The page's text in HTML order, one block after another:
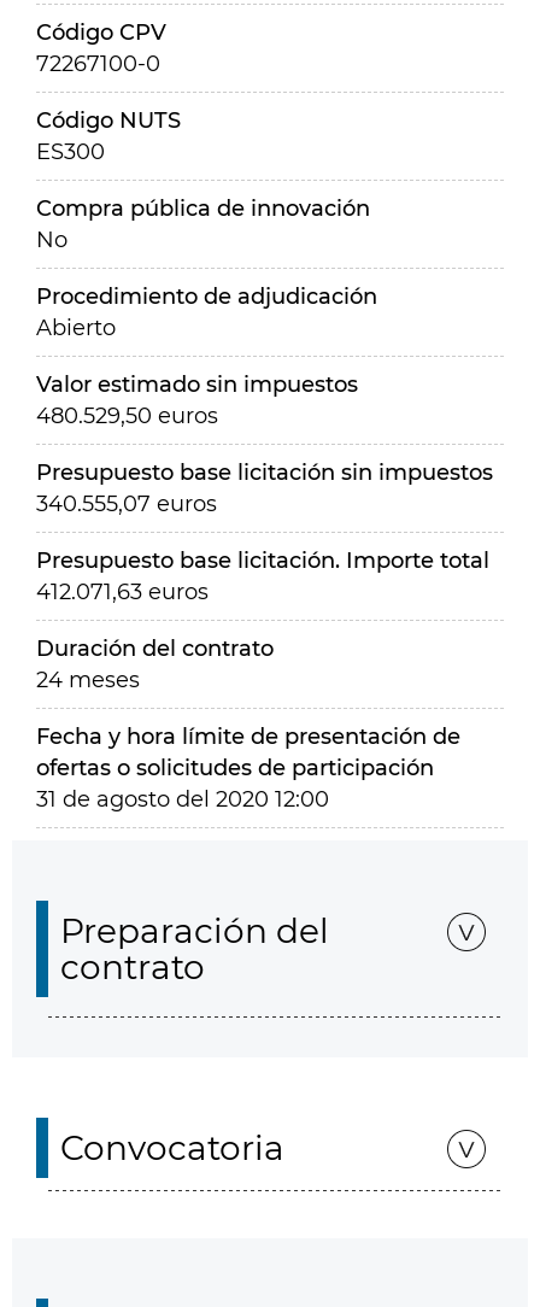
Código CPV
72267100-0
Código NUTS
ES300
Compra pública de innovación
No
Procedimiento de adjudicación
Abierto
Valor estimado sin impuestos
480.529,50 euros
Presupuesto base licitación sin impuestos
340.555,07 euros
Presupuesto base licitación. Importe total
412.071,63 euros
Duración del contrato
24 meses
Fecha y hora límite de presentación de
ofertas o solicitudes de participación
31 de agosto del 2020 12:00
Preparación del
contrato
Convocatoria